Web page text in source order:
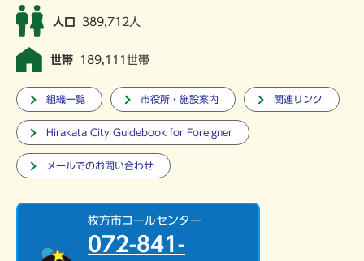
人口 389,712人
世帯 189,111世帯
組織一覧 市役所・施設案内 関連リンク
Hirakata City Guidebook for Foreigner
メールでのお問い合わせ
枚方市コールセンター
072-841-